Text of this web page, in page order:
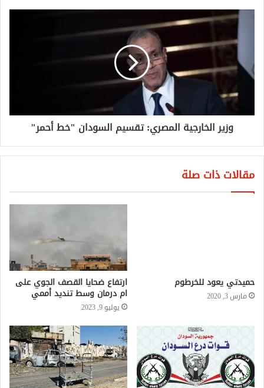
وزير الخارجية المصري: تقسيم السودان "خط أحمر"
مقالات ذات صلة
حميدتي يعود للخرطوم
مارس 3, 2020
ارتفاع ضحايا القصف الجوي على
ام درمان وسط تنديد أممي
يوليو 9, 2023